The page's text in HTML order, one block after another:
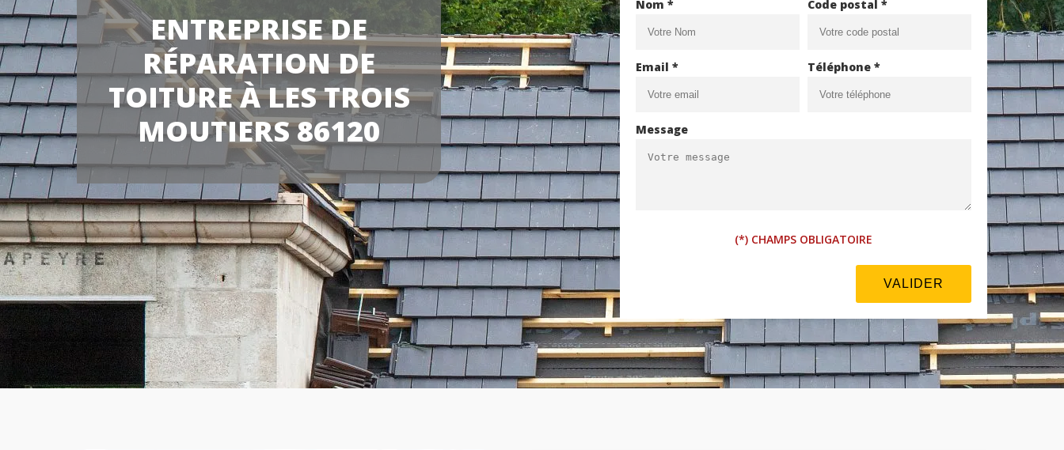
ENTREPRISE DE
RÉPARATION DE
TOITURE À LES TROIS
MOUTIERS 86120
Nom * Code postal *
Email * Téléphone *
Message
(*) CHAMPS OBLIGATOIRE